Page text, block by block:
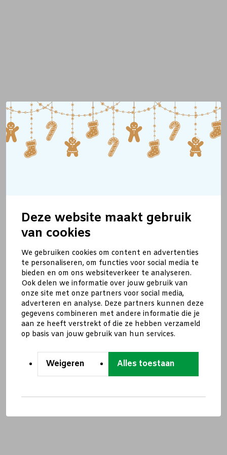
Deze website maakt gebruik
van cookies
We gebruiken cookies om content en advertenties
te personaliseren, om functies voor social media te
bieden en om ons websiteverkeer te analyseren.
Ook delen we informatie over jouw gebruik van
onze site met onze partners voor social media,
adverteren en analyse. Deze partners kunnen deze
gegevens combineren met andere informatie die je
aan ze heeft verstrekt of die ze hebben verzameld
op basis van jouw gebruik van hun services.
Weigeren Alles toestaan